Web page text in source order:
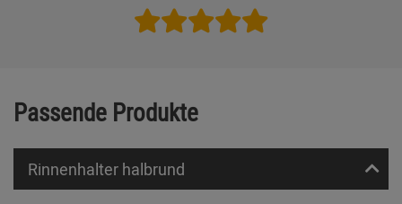
Passende Produkte
Rinnenhalter halbrund